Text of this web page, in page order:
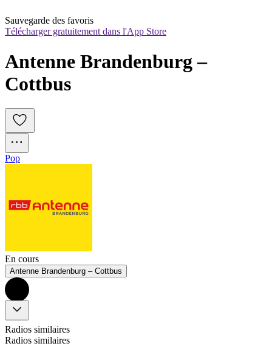
Sauvegarde des favoris
Télécharger gratuitement dans l'App Store
Antenne Brandenburg –
Cottbus
Pop
En cours
Antenne Brandenburg – Cottbus
Radios similaires
Radios similaires